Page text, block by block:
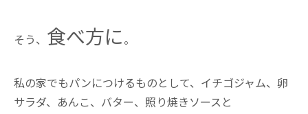
そう、 食べ方に。
私の家でもパンにつけるものとして、イチゴジャム、卵
サラダ、あんこ、バター、照り焼きソースと